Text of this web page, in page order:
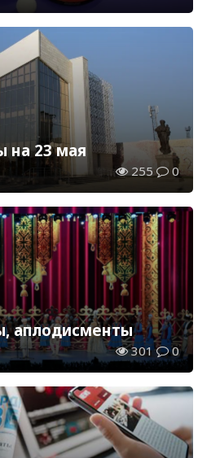
на 23 мая
255 0
аплодисменты
301 0